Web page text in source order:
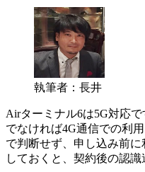
執筆者：長井
Airターミナル6は5G対応
でなければ4G通信での利
で判断せず、申し込み前
しておくと、契約後の認識